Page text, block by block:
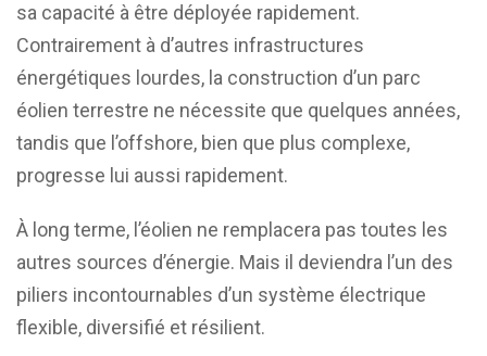
sa capacité à être déployée rapidement.
Contrairement à d’autres infrastructures
énergétiques lourdes, la construction d’un parc
éolien terrestre ne nécessite que quelques années,
tandis que l’offshore, bien que plus complexe,
progresse lui aussi rapidement.
À long terme, l’éolien ne remplacera pas toutes les
autres sources d’énergie. Mais il deviendra l’un des
piliers incontournables d’un système électrique
flexible, diversifié et résilient.